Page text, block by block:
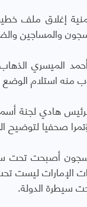
إغلاق ملف
والمساجين
الميسري
منه استلام
هادي لجنة
صحفيا
أصبحت تحت
الإمارات ليست
سيطرة الدولة.